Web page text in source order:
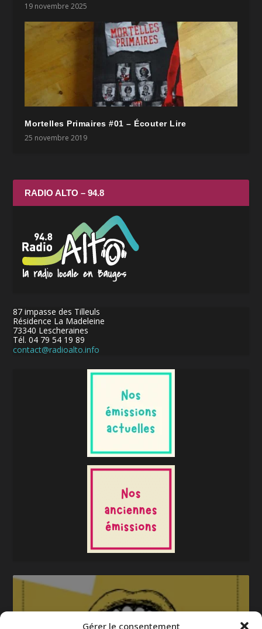
Gérer le consentement
19 novembre 2025
Mortelles Primaires #01 – Écouter Lire
25 novembre 2019
RADIO ALTO – 94.8
87 impasse des Tilleuls
Résidence La Madeleine
73340 Lescheraines
Tél. 04 79 54 19 89
contact@radioalto.info